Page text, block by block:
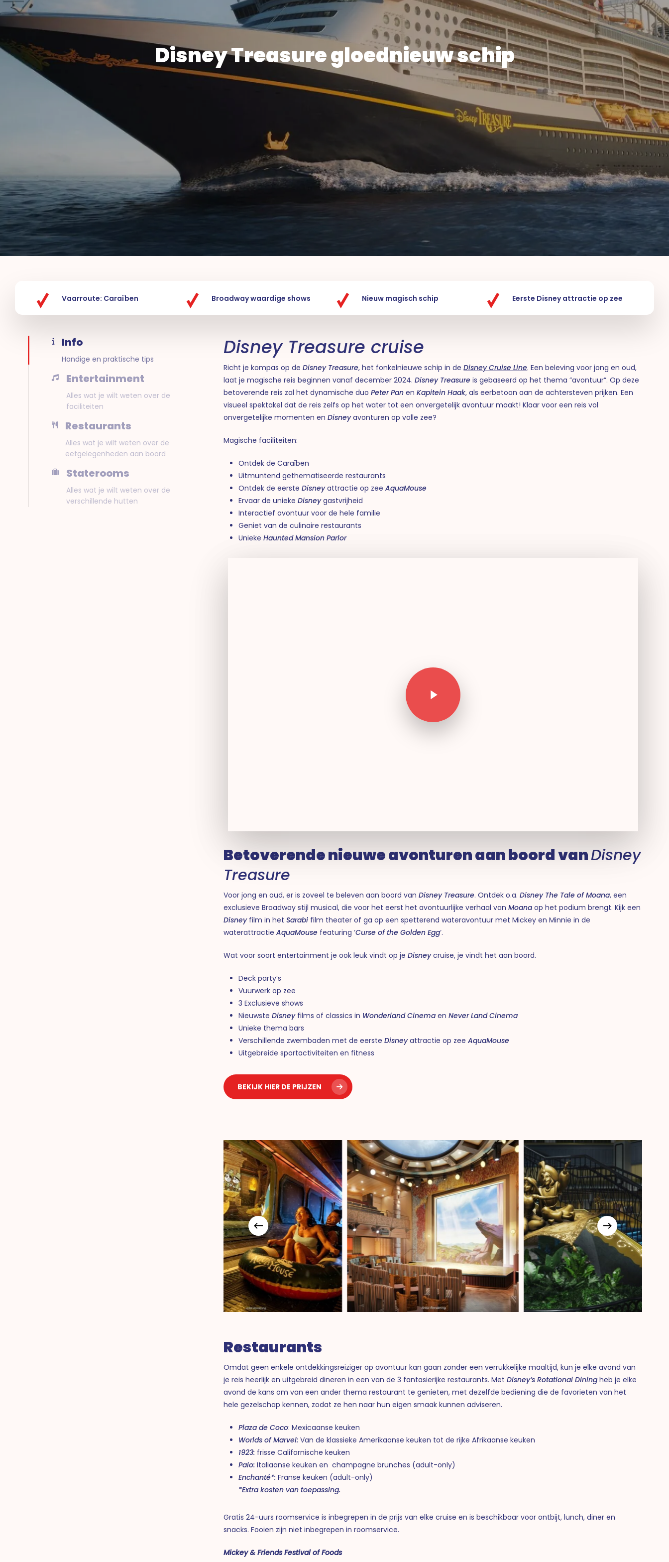
Disney Treasure gloednieuw schip
Vaarroute: Caraïben Broadway waardige shows Nieuw magisch schip Eerste Disney attractie op zee
Info
Handige en praktische tips
Entertainment
Alles wat je wilt weten over de
faciliteiten
Restaurants
Alles wat je wilt weten over de
eetgelegenheden aan boord
Staterooms
Alles wat je wilt weten over de
verschillende hutten
Disney Treasure cruise
Richt je kompas op de Disney Treasure, het fonkelnieuwe schip in deDisney Cruise Line. Een beleving voor jong en oud,
laat je magische reis beginnen vanaf december 2024.Disney Treasure is gebaseerd op het thema ”avontuur”. Op deze
betoverende reis zal het dynamische duoPeter Pan enKapitein Haak, als eerbetoon aan de achtersteven prijken. Een
visueel spektakel dat de reis zelfs op het water tot een onvergetelijk avontuur maakt! Klaar voor een reis vol
onvergetelijke momenten enDisneyavonturen op volle zee?
Magische faciliteiten:
Ontdek de Caraïben
Uitmuntend gethematiseerde restaurants
Ontdek de eersteDisneyattractie op zeeAquaMouse
Ervaar de uniekeDisneygastvrijheid
Interactief avontuur voor de hele familie
Geniet van de culinaire restaurants
UniekeHaunted Mansion Parlor
Play Video
Betoverende nieuwe avonturen aan boord vanDisney
Treasure
Voor jong en oud, er is zoveel te beleven aan boord vanDisney Treasure. Ontdek o.a.Disney The Tale of Moana, een
exclusieve Broadway stijl musical, die voor het eerst het avontuurlijke verhaal vanMoana op het podium brengt. Kijk een
Disneyfilm in hetSarabi film theater of ga op een spetterend wateravontuur met Mickey en Minnie in de
waterattractie AquaMouse featuring ‘Curse of the Golden Egg‘.
Wat voor soort entertainment je ook leuk vindt op jeDisneycruise, je vindt het aan boord.
Deck party’s
Vuurwerk op zee
3 Exclusieve shows
NieuwsteDisneyfilms of classics in Wonderland Cinema enNever Land Cinema
Unieke thema bars
Verschillende zwembaden met de eersteDisneyattractie op zeeAquaMouse
Uitgebreide sportactiviteiten en fitness
BEKIJK HIER DE PRIJZEN
Restaurants
Omdat geen enkele ontdekkingsreiziger op avontuur kan gaan zonder een verrukkelijke maaltijd, kun je elke avond van
je reis heerlijk en uitgebreid dineren in een van de 3 fantasierijke restaurants. MetDisney’s Rotational Dining heb je elke
avond de kans om van een ander thema restaurant te genieten, met dezelfde bediening die de favorieten van het
hele gezelschap kennen, zodat ze hen naar hun eigen smaak kunnen adviseren.
Plaza de Coco: Mexicaanse keuken
Worlds of Marvel: Van de klassieke Amerikaanse keuken tot de rijke Afrikaanse keuken
1923: frisse Californische keuken
Palo:Italiaanse keuken en champagne brunches (adult-only)
Enchanté*: Franse keuken (adult-only)
*Extra kosten van toepassing.
Gratis 24-uurs roomservice is inbegrepen in de prijs van elke cruise en is beschikbaar voor ontbijt, lunch, diner en
snacks. Fooien zijn niet inbegrepen in roomservice.
Mickey & Friends Festival of Foods